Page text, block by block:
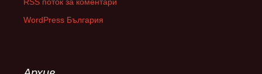
RSS поток за коментари
WordPress България